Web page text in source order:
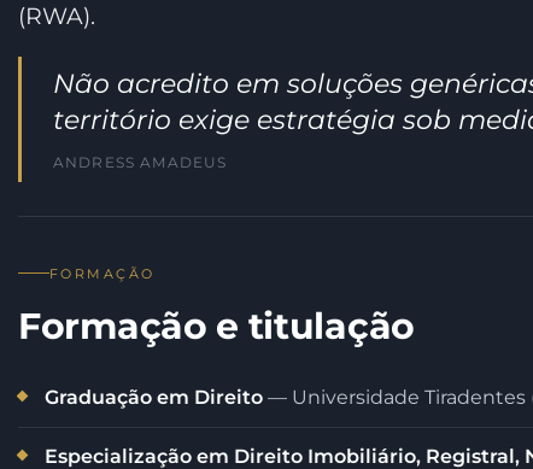
(RWA).
Não acredito em soluções
território exige estratégia sob
ANDRESS AMADEUS
FORMAÇÃO
Formação e titulação
Graduação em Direito — Universidade Tiradentes
Especialização em Direito Imobiliário, Registral,